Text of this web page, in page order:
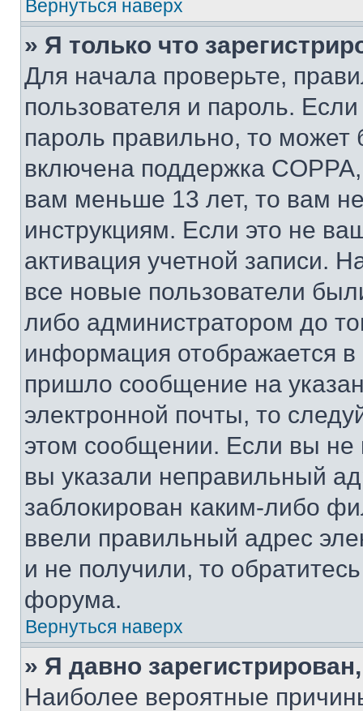
Вернуться наверх
» Я только что
Для начала проверьте,
пользователя и пароль.
пароль правильно, то может
включена поддержка
вам меньше 13 лет, то вам
инструкциям. Если это не
активация учетной записи.
все новые пользователи
либо администратором до
информация отображается
пришло сообщение на
электронной почты, то
этом сообщении. Если вы
вы указали неправильный
заблокирован каким-либо
ввели правильный адрес
и не получили, то
форума.
Вернуться наверх
» Я давно
Наиболее вероятные